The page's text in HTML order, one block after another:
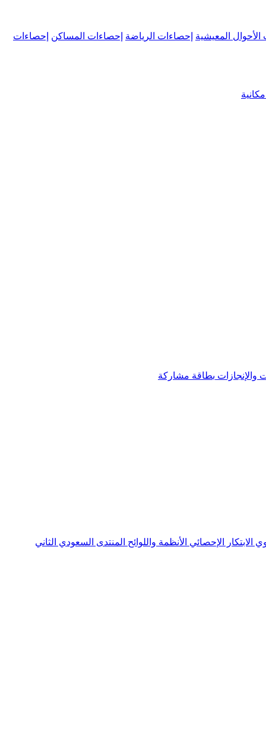
الأحوال المعيشية إحصاءات الرياضة إحصاءات المساكن إحصاءات
والإنجازات بطاقة مشاركة
الابتكار الإحصائي الأنظمة واللوائح المنتدى السعودي الثاني